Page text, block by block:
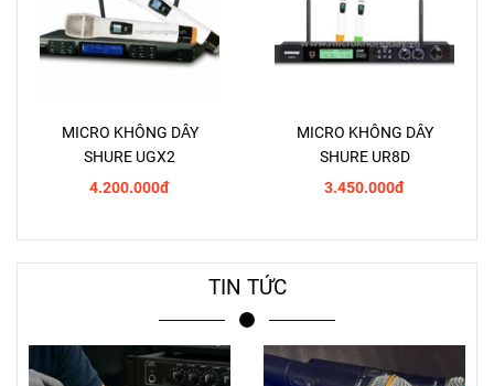
MICRO KHÔNG DÂY
SHURE UGX2
4.200.000đ
MICRO KHÔNG DÂY
SHURE UR8D
3.450.000đ
TIN TỨC